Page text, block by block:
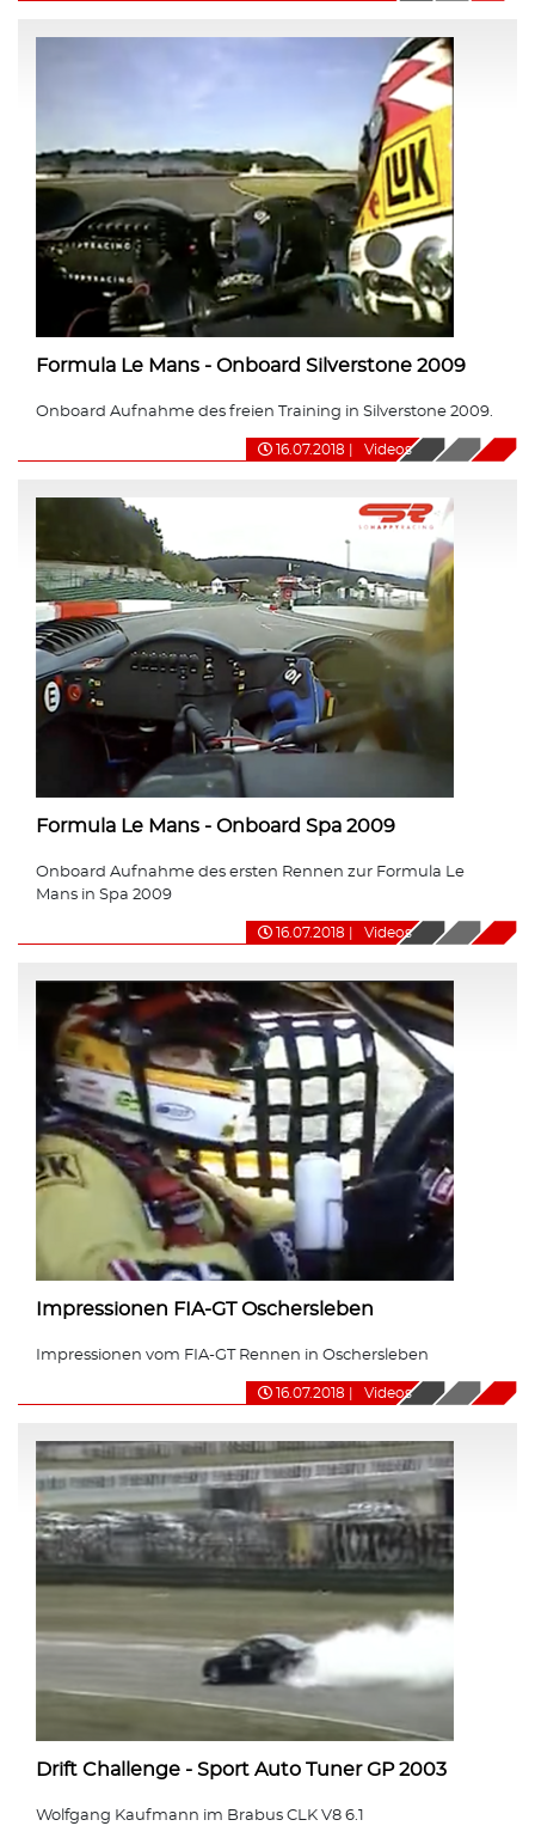
Formula Le Mans - Onboard Silverstone 2009
Onboard Aufnahme des freien Training in Silverstone 2009.
16.07.2018 Videos
Formula Le Mans - Onboard Spa 2009
Onboard Aufnahme des ersten Rennen zur Formula Le
Mans in Spa 2009
16.07.2018 Videos
Impressionen FIA-GT Oschersleben
Impressionen vom FIA-GT Rennen in Oschersleben
16.07.2018 Videos
Drift Challenge - Sport Auto Tuner GP 2003
Wolfgang Kaufmann im Brabus CLK V8 6.1